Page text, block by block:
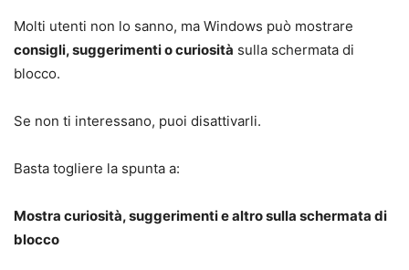
Molti utenti non lo sanno, ma Windows può mostrare
consigli, suggerimenti o curiosità sulla schermata di
blocco.
Se non ti interessano, puoi disattivarli.
Basta togliere la spunta a:
Mostra curiosità, suggerimenti e altro sulla schermata di
blocco